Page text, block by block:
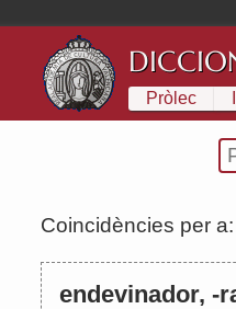
Pròlec
Coincidències per a:
endevinador, -